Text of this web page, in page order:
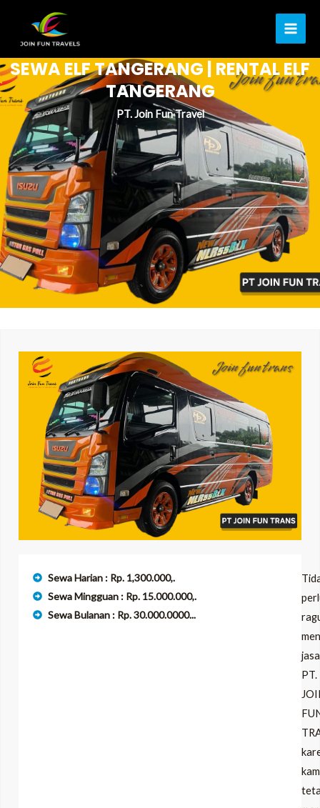
konten
SEWA ELF TANGERANG | RENTAL ELF
TANGERANG
PT. Join Fun Travel
Sewa Harian : Rp. 1,300.000,.
Sewa Mingguan : Rp. 15.000.000,.
Sewa Bulanan : Rp. 30.000.0000...
jasa
PT.